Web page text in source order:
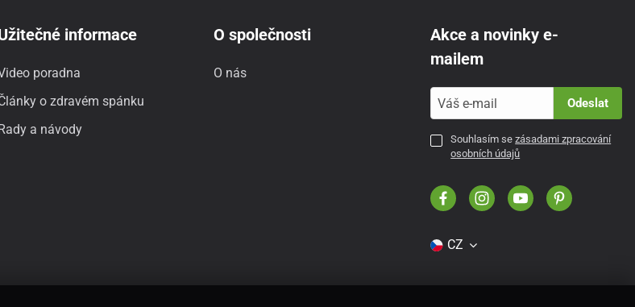
informace
poradna
o zdravém spánku
a návody
O společnosti
O nás
Akce a novinky e-
mailem
Odeslat
Souhlasím sezásadami zpracování
osobních údajů
CZ